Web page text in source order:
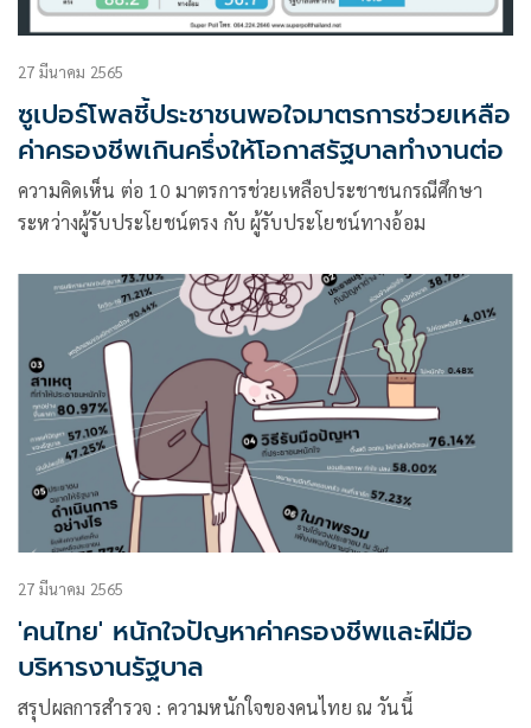
27 มีนาคม 2565
ซูเปอร์โพลชี้ประชาชนพอใจมาตรการช่วยเหลือ
ค่าครองชีพเกินครึ่งให้โอกาสรัฐบาลทำงานต่อ
ความคิดเห็น ต่อ 10 มาตรการช่วยเหลือประชาชนกรณีศึกษา
ระหว่างผู้รับประโยชน์ตรง กับ ผู้รับประโยชน์ทางอ้อม
27 มีนาคม 2565
'คนไทย' หนักใจปัญหาค่าครองชีพและฝีมือ
บริหารงานรัฐบาล
สรุปผลการสำรวจ : ความหนักใจของคนไทย ณ วันนี้